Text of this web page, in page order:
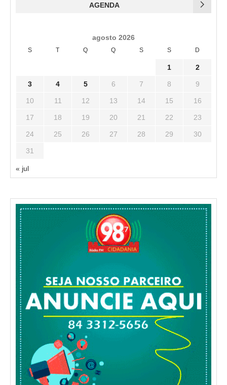
AGENDA
agosto 2026
S T Q Q S S D
1 2
3 4 5 6 7 8 9
10 11 12 13 14 15 16
17 18 19 20 21 22 23
24 25 26 27 28 29 30
31
« jul